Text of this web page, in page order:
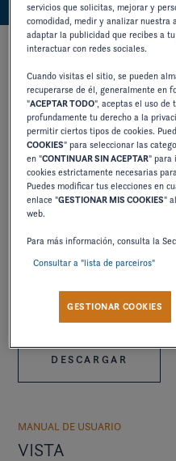
2027 2026
MANUAL DE USUARIO
HORIZION
POSICIONES DE
DESCARGAR
MANUAL DE USUARIO
VISTA
servicios que solicitas, mejorar y
comodidad, medir y analizar
adaptar la publicidad que recibes a
interactuar con redes sociales.
Cuando visitas el sitio, se pueden
recuperarse de él, generalmente en
"ACEPTAR TODO", aceptas el uso de
profundamente tu derecho a la
permitir ciertos tipos de cookies.
COOKIES" para seleccionar las
en "CONTINUAR SIN ACEPTAR" para
cookies estrictamente necesarias
Puedes modificar tus elecciones en
enlace "GESTIONAR MIS COOKIES"
web.
Para más información, consulta la
Consultar a "lista de parceiros"
GESTIONAR COOKIES